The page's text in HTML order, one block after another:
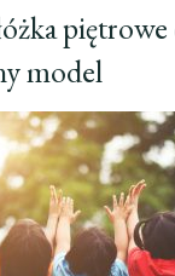
model